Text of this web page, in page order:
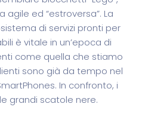
agile ed “estroversa”. La
di servizi pronti per
è vitale in un’epoca di
come quella che stiamo
sono già da tempo nel
In confronto, i
grandi scatole nere.